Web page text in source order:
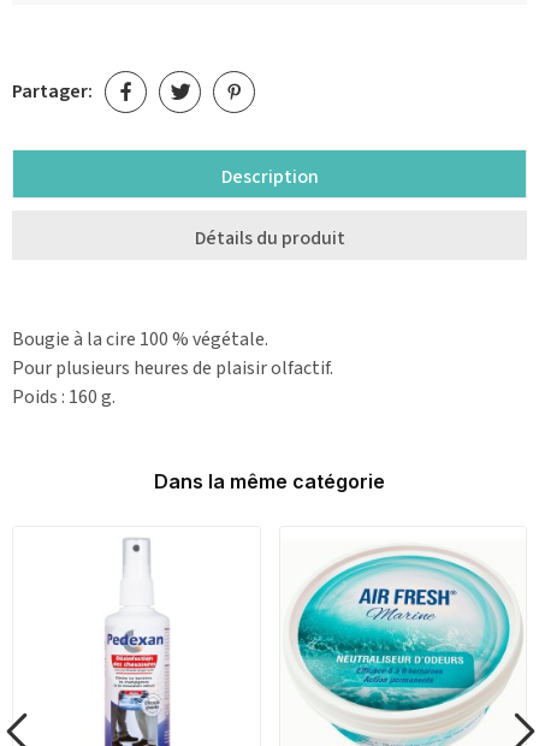
Partager:
Description
Détails du produit
Bougie à la cire 100 % végétale.
Pour plusieurs heures de plaisir olfactif.
Poids : 160 g.
Dans la même catégorie